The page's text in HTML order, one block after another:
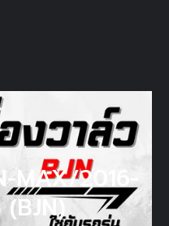
MAX/2016-
(BJN)